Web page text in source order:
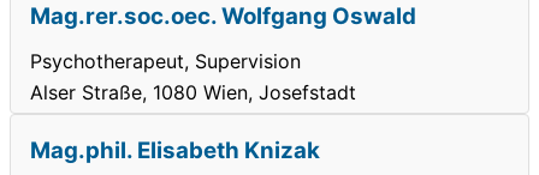
Mag.rer.soc.oec. Wolfgang Oswald
Psychotherapeut, Supervision
Alser Straße, 1080 Wien, Josefstadt
Mag.phil. Elisabeth Knizak